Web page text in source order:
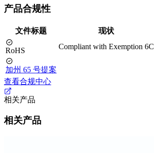
产品合规性
文件标题 现状
RoHS Compliant with Exemption 6C
加州 65 号提案
查看合规中心
相关产品
相关产品